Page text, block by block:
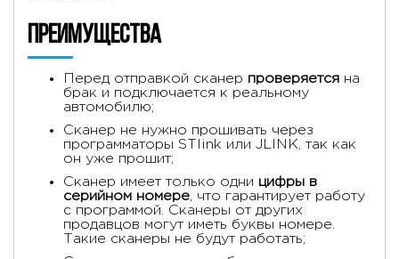
Преимущества
Перед отправкой сканер проверяется на
брак и подключается к реальному
автомобилю;
Сканер не нужно прошивать через
программаторы STlink или JLINK, так как
он уже прошит;
Сканер имеет только одни цифры в
серийном номере , что гарантирует работу
с программой. Сканеры от других
продавцов могут иметь буквы номере.
Такие сканеры не будут работать;